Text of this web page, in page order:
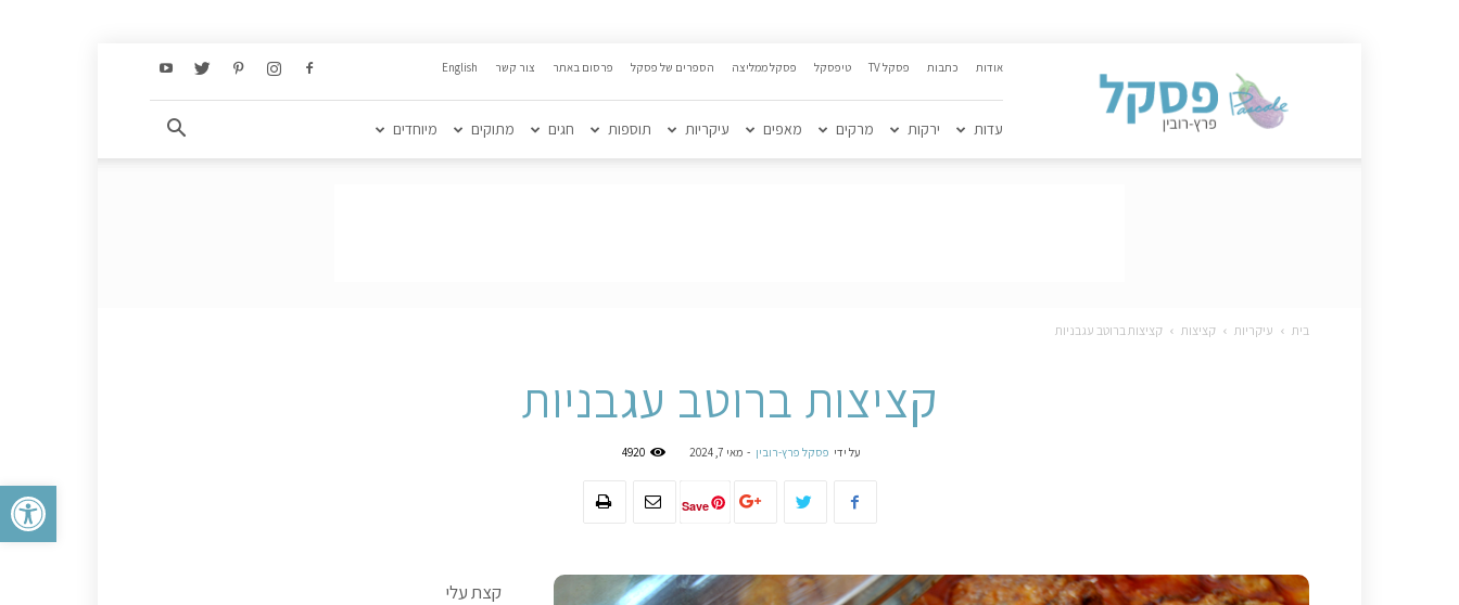
פתח
הקולינרי
פסקל
….
אודות כתבות פסקל TV טיפסקל פסקל ממליצה הספרים של פסקל פרסום באתר צור קשר English
עדות ירקות מרקים מאפים עיקריות תוספות חגים מתוקים מיוחדים
בית עיקריות קציצות קציצות ברוטב עגבניות
קציצות ברוטב עגבניות
על ידי פסקל פרץ-רובין - מאי 7, 2024 4920
Save
קצת עלי